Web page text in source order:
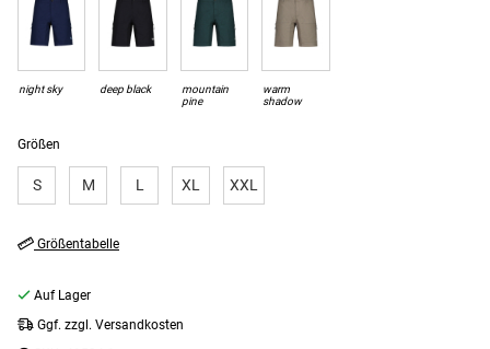
Größen
S M L XL XXL
night sky deep black
mountain
pine
warm
shadow
Größentabelle
Auf Lager
Ggf. zzgl. Versandkosten